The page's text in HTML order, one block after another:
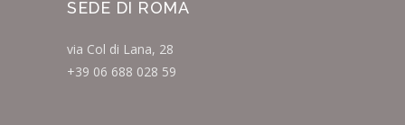
SEDE DI ROMA
via Col di Lana, 28
+39 06 688 028 59